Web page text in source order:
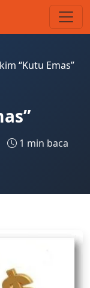
“Kutu Emas”
1 min baca